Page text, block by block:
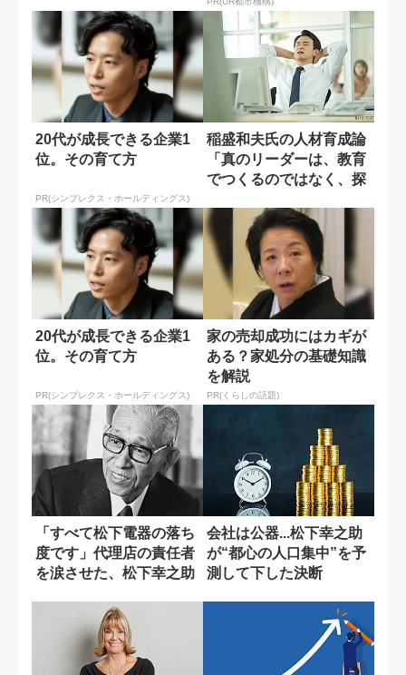
20代が成長できる企業1
位。その育て方
PR(シンプレクス・ホールディングス)
稲盛和夫氏の人材育成論
「真のリーダーは、教育
でつくるのではなく、探
20代が成長できる企業1
位。その育て方
PR(シンプレクス・ホールディングス)
家の売却成功にはカギが
ある？家処分の基礎知識
を解説
PR(くらしの話題)
「すべて松下電器の落ち
度です」代理店の責任者
を涙させた、松下幸之助
会社は公器...松下幸之助
が“都心の人口集中”を予
測して下した決断